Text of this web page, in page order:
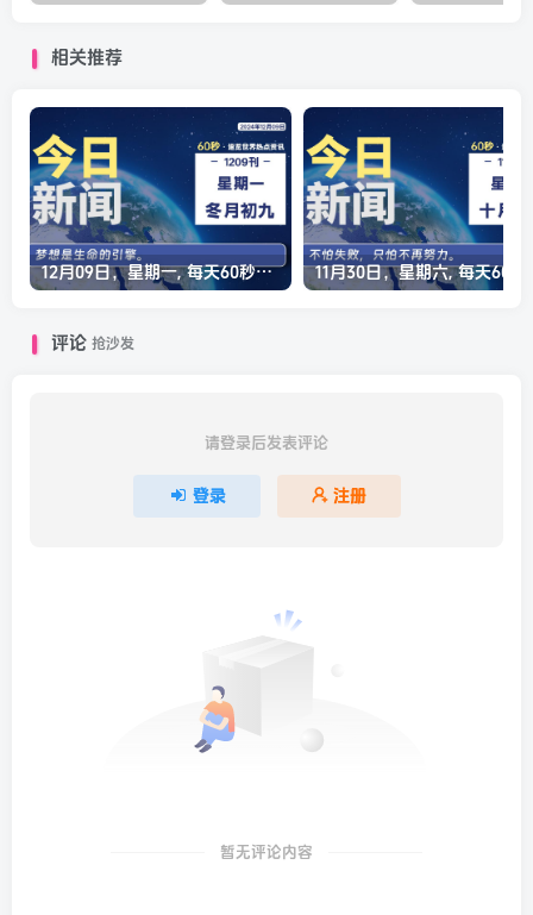
相关推荐
12月09日，星期一, 每天60秒读懂全世界！
评论 抢沙发
请登录后发表评论
登录 注册
暂无评论内容